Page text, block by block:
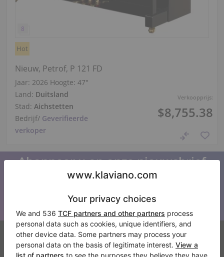
Verkoopprijs:
$8,755.38
Hot
Nieuw, Petrof, P 121 FD
Jaar: 2026 Hoogte: 47″
Land: Duitsland
Stad: Aichstetten
Bedrijf/ Geverifieerde
verkoper
Abonneer u op onze nieuwsbrief
Blijf op de hoogte van al het Klaviano nieuws
Klaviano